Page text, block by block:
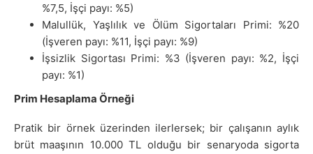
%7,5, İşçi payı: %5)
Malullük, Yaşlılık ve Ölüm Sigortaları Primi: %20
(İşveren payı: %11, İşçi payı: %9)
İşsizlik Sigortası Primi: %3 (İşveren payı: %2, İşçi
payı: %1)
Prim Hesaplama Örneği
Pratik bir örnek üzerinden ilerlersek; bir çalışanın aylık
brüt maaşının 10.000 TL olduğu bir senaryoda sigorta